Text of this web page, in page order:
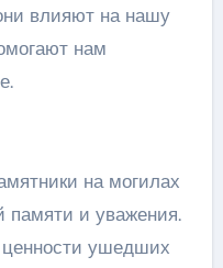
влияют на нашу
нам
на могилах
памяти и уважения.
ушедших